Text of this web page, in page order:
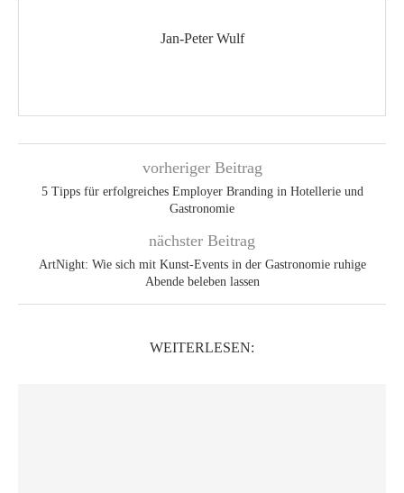
Jan-Peter Wulf
vorheriger Beitrag
5 Tipps für erfolgreiches Employer Branding in Hotellerie und
Gastronomie
nächster Beitrag
ArtNight: Wie sich mit Kunst-Events in der Gastronomie ruhige
Abende beleben lassen
WEITERLESEN: